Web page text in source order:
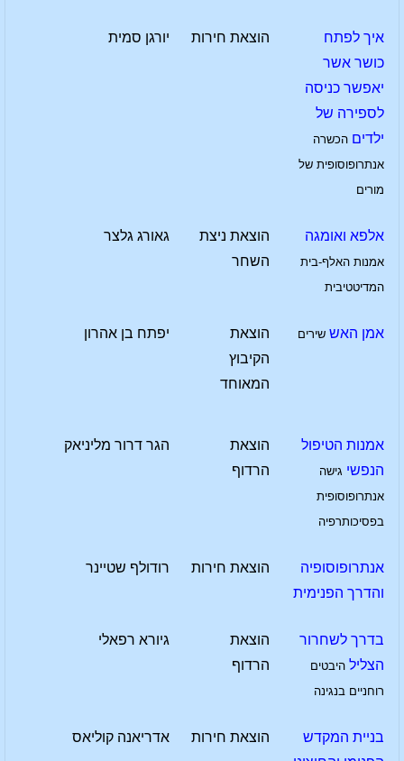
איך לפתח
כושר אשר
יאפשר כניסה
לספירה של
ילדים הכשרה
אנתרופוסופית של
מורים
הוצאת חירות יורגן סמית
אלפא ואומגה
אמנות האלף-בית
המדיטטיבית
הוצאת ניצת
השחר
גאורג גלצר
אמן האש שירים
הוצאת
הקיבוץ
המאוחד
יפתח בן אהרון
אמנות הטיפול
הנפשי גישה
אנתרופוסופית
בפסיכותרפיה
הוצאת
הרדוף
הגר דרור מליניאק
אנתרופוסופיה
והדרך הפנימית
הוצאת חירות רודולף שטיינר
בדרך לשחרור
הצליל היבטים
רוחניים בנגינה
הוצאת
הרדוף
גיורא רפאלי
בניית המקדש
הוצאת חירות אדריאנה קוליאס